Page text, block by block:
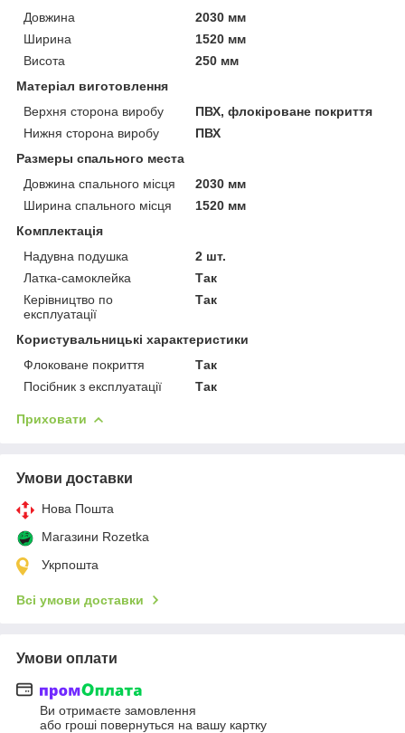
Довжина
2030 мм
Ширина
1520 мм
Висота
250 мм
Матеріал виготовлення
Верхня сторона виробу
ПВХ, флокіроване покриття
Нижня сторона виробу
ПВХ
Размеры спального места
Довжина спального місця
2030 мм
Ширина спального місця
1520 мм
Комплектація
Надувна подушка
2 шт.
Латка-самоклейка
Так
Керівництво по
експлуатації
Так
Користувальницькі характеристики
Флоковане покриття
Так
Посібник з експлуатації
Так
Приховати
Умови доставки
Нова Пошта
Магазини Rozetka
Укрпошта
Всі умови доставки
Умови оплати
Ви отримаєте замовлення
або гроші повернуться на вашу картку